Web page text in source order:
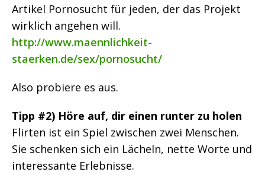
Artikel Pornosucht für jeden, der das Projekt
wirklich angehen will.
http://www.maennlichkeit-
staerken.de/sex/pornosucht/
Also probiere es aus.
Tipp #2) Höre auf, dir einen runter zu holen
Flirten ist ein Spiel zwischen zwei Menschen.
Sie schenken sich ein Lächeln, nette Worte und
interessante Erlebnisse.